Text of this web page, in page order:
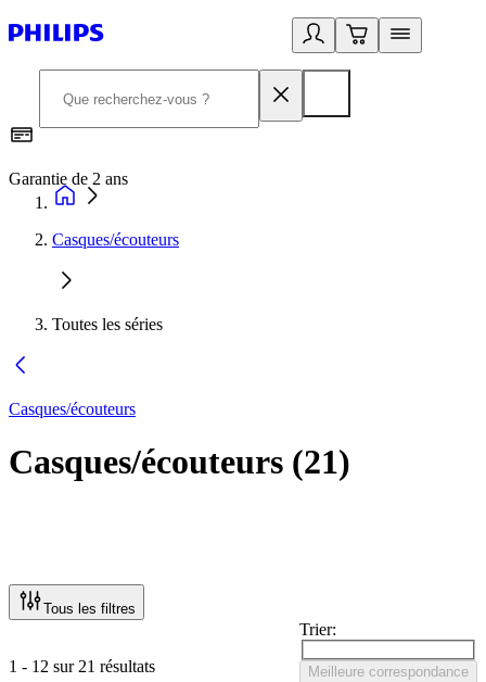
Garantie de 2 ans
Casques/écouteurs
Toutes les séries
Casques/écouteurs
Casques/écouteurs (21)
Tous les filtres
1 - 12 sur 21 résultats
Trier:
Meilleure correspondance